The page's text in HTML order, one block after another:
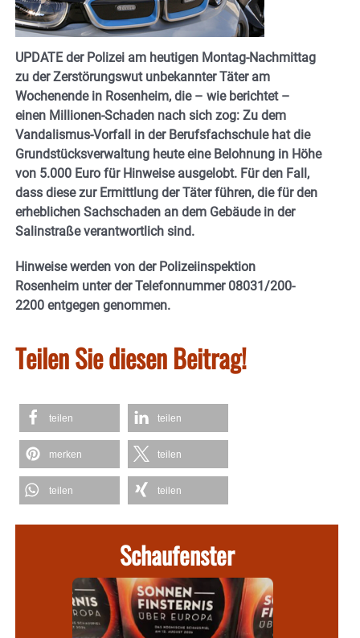
UPDATE der Polizei am heutigen Montag-Nachmittag
zu der Zerstörungswut unbekannter Täter am
Wochenende in Rosenheim, die – wie berichtet –
einen Millionen-Schaden nach sich zog: Zu dem
Vandalismus-Vorfall in der Berufsfachschule hat die
Grundstücksverwaltung heute eine Belohnung in Höhe
von 5.000 Euro für Hinweise ausgelobt. Für den Fall,
dass diese zur Ermittlung der Täter führen, die für den
erheblichen Sachschaden an dem Gebäude in der
Salinstraße verantwortlich sind.
Hinweise werden von der Polizeiinspektion
Rosenheim unter der Telefonnummer 08031/200-
2200 entgegen genommen.
Teilen Sie diesen Beitrag!
teilen teilen
merken teilen
teilen teilen
Schaufenster